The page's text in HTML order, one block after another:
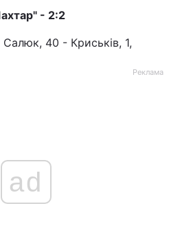
- 2:2
40 - Криськів, 1,
Реклама
ad